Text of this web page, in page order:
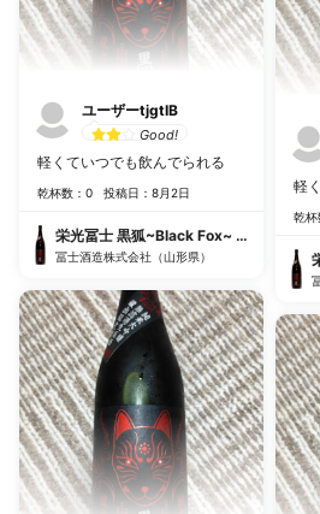
ユーザーtjgtIB
Good!
軽くていつでも飲んでられる
乾杯数：0 投稿日：8月2日
栄光冨士 黒狐~Black Fox~ 純米大吟醸無
冨士酒造株式会社（山形県）
軽
乾